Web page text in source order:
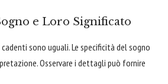
e Loro Significato
sono uguali. Le specificità del sogno
Osservare i dettagli può fornire